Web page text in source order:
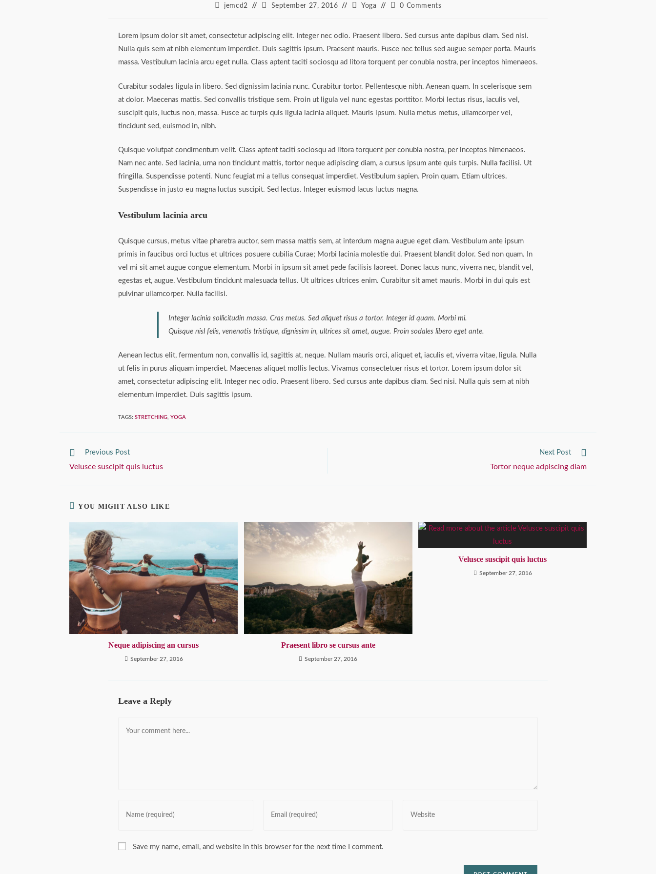
Postjemcd2
PostSeptember 27, 2016
PostYoga
Post0 Comments
Lorem ipsum dolor sit amet, consectetur adipiscing elit. Integer nec odio. Praesent libero. Sed cursus ante dapibus diam. Sed nisi.
Nulla quis sem at nibh elementum imperdiet. Duis sagittis ipsum. Praesent mauris. Fusce nec tellus sed augue semper porta. Mauris
massa. Vestibulum lacinia arcu eget nulla. Class aptent taciti sociosqu ad litora torquent per conubia nostra, per inceptos himenaeos.
Curabitur sodales ligula in libero. Sed dignissim lacinia nunc. Curabitur tortor. Pellentesque nibh. Aenean quam. In scelerisque sem
at dolor. Maecenas mattis. Sed convallis tristique sem. Proin ut ligula vel nunc egestas porttitor. Morbi lectus risus, iaculis vel,
suscipit quis, luctus non, massa. Fusce ac turpis quis ligula lacinia aliquet. Mauris ipsum. Nulla metus metus, ullamcorper vel,
tincidunt sed, euismod in, nibh.
Quisque volutpat condimentum velit. Class aptent taciti sociosqu ad litora torquent per conubia nostra, per inceptos himenaeos.
Nam nec ante. Sed lacinia, urna non tincidunt mattis, tortor neque adipiscing diam, a cursus ipsum ante quis turpis. Nulla facilisi. Ut
fringilla. Suspendisse potenti. Nunc feugiat mi a tellus consequat imperdiet. Vestibulum sapien. Proin quam. Etiam ultrices.
Suspendisse in justo eu magna luctus suscipit. Sed lectus. Integer euismod lacus luctus magna.
Vestibulum lacinia arcu
Quisque cursus, metus vitae pharetra auctor, sem massa mattis sem, at interdum magna augue eget diam. Vestibulum ante ipsum
primis in faucibus orci luctus et ultrices posuere cubilia Curae; Morbi lacinia molestie dui. Praesent blandit dolor. Sed non quam. In
vel mi sit amet augue congue elementum. Morbi in ipsum sit amet pede facilisis laoreet. Donec lacus nunc, viverra nec, blandit vel,
egestas et, augue. Vestibulum tincidunt malesuada tellus. Ut ultrices ultrices enim. Curabitur sit amet mauris. Morbi in dui quis est
pulvinar ullamcorper. Nulla facilisi.
Integer lacinia sollicitudin massa. Cras metus. Sed aliquet risus a tortor. Integer id quam. Morbi mi.
Quisque nisl felis, venenatis tristique, dignissim in, ultrices sit amet, augue. Proin sodales libero eget ante.
Aenean lectus elit, fermentum non, convallis id, sagittis at, neque. Nullam mauris orci, aliquet et, iaculis et, viverra vitae, ligula. Nulla
ut felis in purus aliquam imperdiet. Maecenas aliquet mollis lectus. Vivamus consectetuer risus et tortor. Lorem ipsum dolor sit
amet, consectetur adipiscing elit. Integer nec odio. Praesent libero. Sed cursus ante dapibus diam. Sed nisi. Nulla quis sem at nibh
elementum imperdiet. Duis sagittis ipsum.
TAGS: STRETCHING YOGA
Read
articles
Previous Post
Velusce suscipit quis luctus
Next Post
Tortor neque adpiscing diam
YOU MIGHT ALSO LIKE
Neque adipiscing an cursus
September 27, 2016
Praesent libro se cursus ante
September 27, 2016
Velusce suscipit quis luctus
September 27, 2016
Leave a Reply
your
or
your
your
Save my name, email, and website in this browser for the next time I comment.